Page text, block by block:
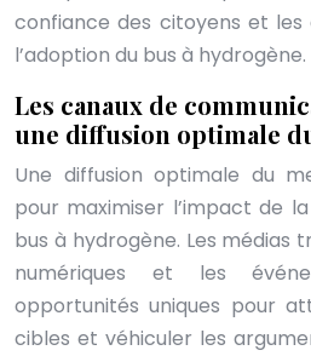
confiance des citoyens et
l’adoption du bus à hydrogène.
Les canaux de
une diffusion optimale
Une diffusion optimale du
pour maximiser l’impact de
bus à hydrogène. Les médias
numériques et les
opportunités uniques pour
cibles et véhiculer les